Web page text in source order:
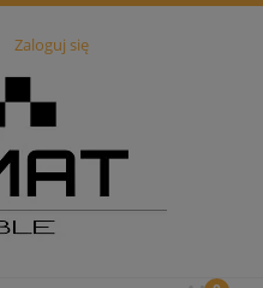
Zaloguj się